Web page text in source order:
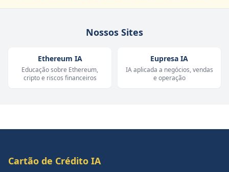
Nossos Sites
Ethereum IA
Educação sobre Ethereum,
cripto e riscos financeiros
Eupresa IA
IA aplicada a negócios, vendas
e operação
Cartão de Crédito IA